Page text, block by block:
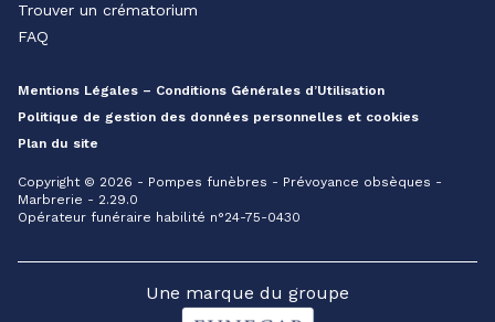
Trouver un crématorium
FAQ
Mentions Légales – Conditions Générales d’Utilisation
Politique de gestion des données personnelles et cookies
Plan du site
Copyright © 2026 - Pompes funèbres - Prévoyance obsèques -
Marbrerie - 2.29.0
Opérateur funéraire habilité n°24-75-0430
Une marque du groupe